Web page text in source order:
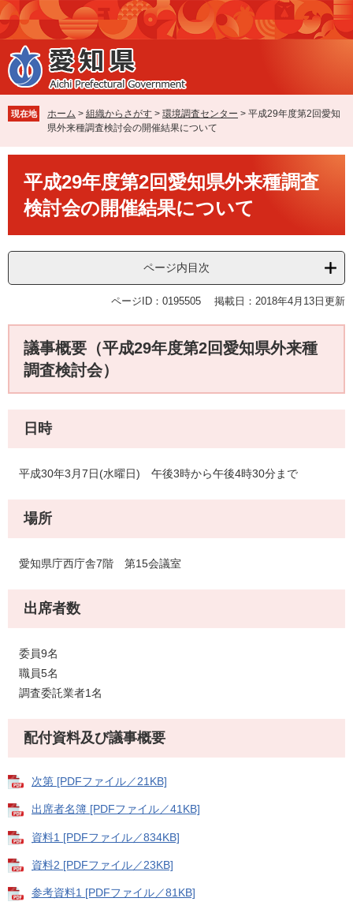
ペ
ー
ジ
の
先
で
す
メ
ニ
ュ
ー
を
ば
し
本
現在地 ホーム > 組織からさがす > 環境調査センター > 平成29年度第2回愛知
県外来種調査検討会の開催結果について
平成29年度第2回愛知県外来種調査
検討会の開催結果について
ページ内目次
ページID：0195505 掲載日：2018年4月13日更新
議事概要（平成29年度第2回愛知県外来種
調査検討会）
日時
平成30年3月7日(水曜日) 午後3時から午後4時30分まで
場所
愛知県庁西庁舎7階 第15会議室
出席者数
委員9名
職員5名
調査委託業者1名
配付資料及び議事概要
次第 [PDFファイル／21KB]
出席者名簿 [PDFファイル／41KB]
資料1 [PDFファイル／834KB]
資料2 [PDFファイル／23KB]
参考資料1 [PDFファイル／81KB]